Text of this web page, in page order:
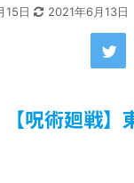
女図鑑AWARD2026グラ
朗報】齋藤飛鳥、前屈み
画像】『プリズマ☆イリヤ
背が高い娘
15日 2021年6月13日
【呪術廻戦